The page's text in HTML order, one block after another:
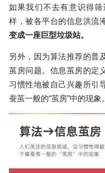
如果我们不去有意识得
样，被各平台的信息洪流
变成一座巨型垃圾站。
另外，因为算法推荐的普
茧房问题。信息茧房的定
习惯性地被自己兴趣所引
蚕茧一般的“茧房”中的现象。